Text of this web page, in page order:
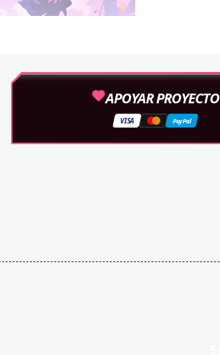
APOYAR PROYECTO
VISA PayPal